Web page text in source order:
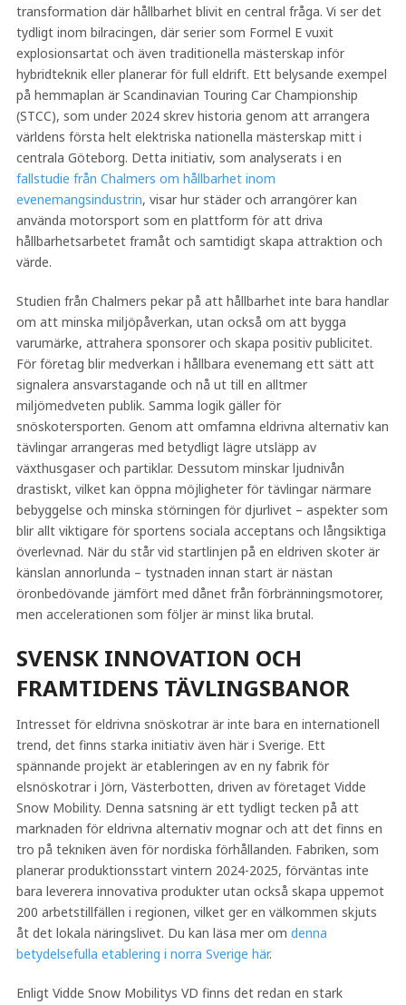
transformation där hållbarhet blivit en central fråga. Vi ser det
tydligt inom bilracingen, där serier som Formel E vuxit
explosionsartat och även traditionella mästerskap inför
hybridteknik eller planerar för full eldrift. Ett belysande exempel
på hemmaplan är Scandinavian Touring Car Championship
(STCC), som under 2024 skrev historia genom att arrangera
världens första helt elektriska nationella mästerskap mitt i
centrala Göteborg. Detta initiativ, som analyserats i en
fallstudie från Chalmers om hållbarhet inom
evenemangsindustrin, visar hur städer och arrangörer kan
använda motorsport som en plattform för att driva
hållbarhetsarbetet framåt och samtidigt skapa attraktion och
värde.
Studien från Chalmers pekar på att hållbarhet inte bara handlar
om att minska miljöpåverkan, utan också om att bygga
varumärke, attrahera sponsorer och skapa positiv publicitet.
För företag blir medverkan i hållbara evenemang ett sätt att
signalera ansvarstagande och nå ut till en alltmer
miljömedveten publik. Samma logik gäller för
snöskotersporten. Genom att omfamna eldrivna alternativ kan
tävlingar arrangeras med betydligt lägre utsläpp av
växthusgaser och partiklar. Dessutom minskar ljudnivån
drastiskt, vilket kan öppna möjligheter för tävlingar närmare
bebyggelse och minska störningen för djurlivet – aspekter som
blir allt viktigare för sportens sociala acceptans och långsiktiga
överlevnad. När du står vid startlinjen på en eldriven skoter är
känslan annorlunda – tystnaden innan start är nästan
öronbedövande jämfört med dånet från förbränningsmotorer,
men accelerationen som följer är minst lika brutal.
SVENSK INNOVATION OCH
FRAMTIDENS TÄVLINGSBANOR
Intresset för eldrivna snöskotrar är inte bara en internationell
trend, det finns starka initiativ även här i Sverige. Ett
spännande projekt är etableringen av en ny fabrik för
elsnöskotrar i Jörn, Västerbotten, driven av företaget Vidde
Snow Mobility. Denna satsning är ett tydligt tecken på att
marknaden för eldrivna alternativ mognar och att det finns en
tro på tekniken även för nordiska förhållanden. Fabriken, som
planerar produktionsstart vintern 2024-2025, förväntas inte
bara leverera innovativa produkter utan också skapa uppemot
200 arbetstillfällen i regionen, vilket ger en välkommen skjuts
åt det lokala näringslivet. Du kan läsa mer om denna
betydelsefulla etablering i norra Sverige här.
Enligt Vidde Snow Mobilitys VD finns det redan en stark